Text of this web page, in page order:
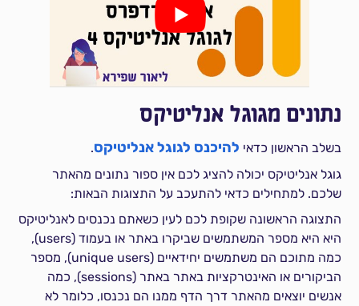
נתונים מגוגל אנליטיקס
בשלב הראשון כדאי להיכנס לגוגל אנליטיקס.
גוגל אנליטיקס יכולה להציג לכם אין ספור נתונים מהאתר
שלכם. למתחילים כדאי להתעכב על התצוגות הבאות:
התצוגה הראשונה שקופת לכם לעין כשאתם נכנסים לאנליטיקס
היא היא מספר המשתמשים שביקרו באתר או בעמוד (users),
כמה מתוכם הם משתמשים יחידאיים (unique users), מספר
הביקורים או האינטרקציות באתר באתר (sessions), כמה
אנשים יוצאים מהאתר דרך הדף ממנו הם נכנסו, כלומר לא